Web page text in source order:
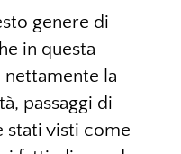
genere di
in questa
nettamente la
passaggi di
stati visti come